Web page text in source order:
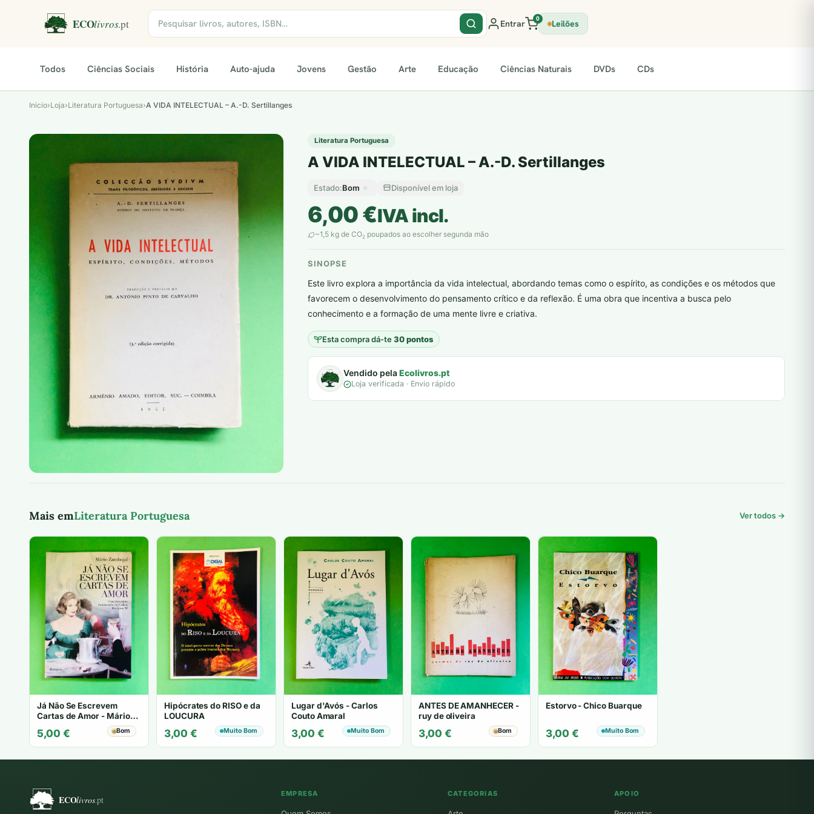
Entrar 0 Leilões
Todos Ciências Sociais História Auto-ajuda Jovens Gestão Arte Educação Ciências Naturais DVDs CDs
Início›Loja›Literatura Portuguesa›A VIDA INTELECTUAL – A.-D. Sertillanges
Literatura Portuguesa
A VIDA INTELECTUAL – A.-D. Sertillanges
Estado:Bom Disponível em loja
6,00€IVA incl.
~1,5 kg de CO2 poupados ao escolher segunda mão
SINOPSE
Este livro explora a importância da vida intelectual, abordando temas como o espírito, as condições e os métodos que
favorecem o desenvolvimento do pensamento crítico e da reflexão. É uma obra que incentiva a busca pelo
conhecimento e a formação de uma mente livre e criativa.
Esta compra dá-te30 pontos
plantar árvores reais
Vendido pelaEcolivros.pt
Loja verificada · Envio rápido
Mais emLiteratura Portuguesa Ver todos →
Já Não Se Escrevem
Cartas de Amor - Mário
5,00 € Bom
Hipócrates do RISO e da
LOUCURA
3,00 € Muito Bom
Lugar d'Avós - Carlos
Couto Amaral
3,00 € Muito Bom
ANTES DE AMANHECER -
ruy de oliveira
3,00 € Bom
Estorvo - Chico Buarque
3,00 € Muito Bom
EMPRESA CATEGORIAS APOIO